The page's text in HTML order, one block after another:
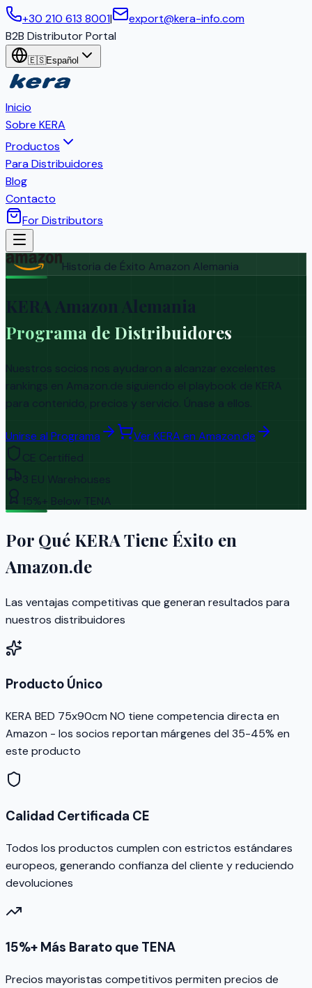
+30 210 613 8001|
export@kera-info.com
B2B Distributor Portal
🇪🇸Español
Inicio
Sobre KERA
Productos
Para Distribuidores
Blog
Contacto
For Distributors
Historia de Éxito Amazon Alemania
KERA Amazon Alemania
Programa de Distribuidores
Nuestros socios nos ayudaron a alcanzar excelentes
rankings en Amazon.de siguiendo el playbook de KERA
para contenido, precios y servicio. Únase a ellos.
Unirse al Programa
Ver KERA en Amazon.de
CE Certified
3 EU Warehouses
15%+ Below TENA
Por Qué KERA Tiene Éxito en
Amazon.de
Las ventajas competitivas que generan resultados para
nuestros distribuidores
Producto Único
KERA BED 75x90cm NO tiene competencia directa en
Amazon - los socios reportan márgenes del 35-45% en
este producto
Calidad Certificada CE
Todos los productos cumplen con estrictos estándares
europeos, generando confianza del cliente y reduciendo
devoluciones
15%+ Más Barato que TENA
Precios mayoristas competitivos permiten precios de